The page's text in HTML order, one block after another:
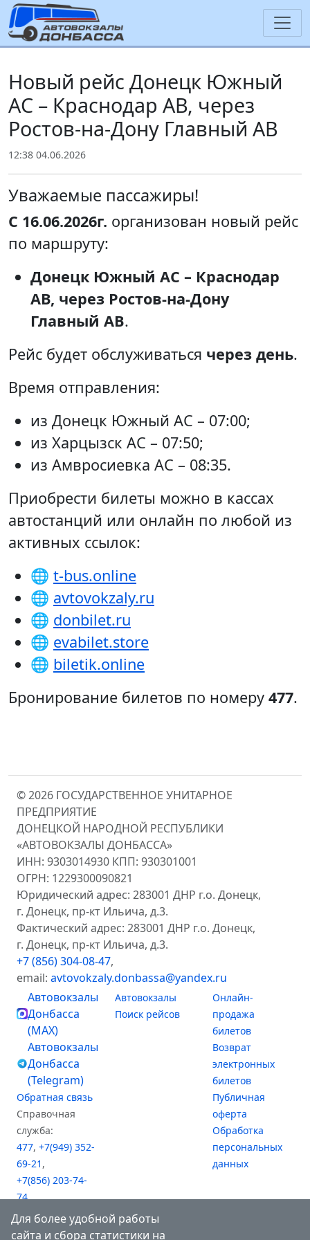
Новый рейс Донецк Южный
АС – Краснодар АВ, через
Ростов-на-Дону Главный АВ
12:38 04.06.2026
Уважаемые пассажиры!
С 16.06.2026г. организован новый рейс
по маршруту:
Донецк Южный АС – Краснодар
АВ, через Ростов-на-Дону
Главный АВ.
Рейс будет обслуживаться через день.
Время отправления:
из Донецк Южный АС – 07:00;
из Харцызск АС – 07:50;
из Амвросиевка АС – 08:35.
Приобрести билеты можно в кассах
автостанций или онлайн по любой из
активных ссылок:
🌐 t-bus.online
🌐 avtovokzaly.ru
🌐 donbilet.ru
🌐 evabilet.store
🌐 biletik.online
Бронирование билетов по номеру 477.
© 2026 ГОСУДАРСТВЕННОЕ УНИТАРНОЕ
ПРЕДПРИЯТИЕ
ДОНЕЦКОЙ НАРОДНОЙ РЕСПУБЛИКИ
«АВТОВОКЗАЛЫ ДОНБАССА»
ИНН: 9303014930 КПП: 930301001
ОГРН: 1229300090821
Юридический адрес: 283001 ДНР г.о. Донецк,
г. Донецк, пр-кт Ильича, д.3.
Фактический адрес: 283001 ДНР г.о. Донецк,
г. Донецк, пр-кт Ильича, д.3.
+7 (856) 304-08-47,
email: avtovokzaly.donbassa@yandex.ru
Автовокзалы
Донбасса
(MAX)
Автовокзалы
Донбасса
(Telegram)
Обратная связь
Справочная
служба:
477, +7(949) 352-
69-21 ,
+7(856) 203-74-
74,
+7(949) 476-61-81
(АВ "Южный")
Автовокзалы
Поиск рейсов
Онлайн-
продажа
билетов
Возврат
электронных
билетов
Публичная
оферта
Обработка
персональных
данных
Для более удобной работы
сайта и сбора статистики на